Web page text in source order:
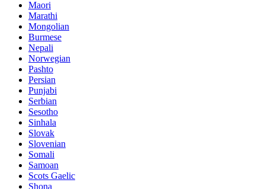
Maori
Marathi
Mongolian
Burmese
Nepali
Norwegian
Pashto
Persian
Punjabi
Serbian
Sesotho
Sinhala
Slovak
Slovenian
Somali
Samoan
Scots Gaelic
Shona